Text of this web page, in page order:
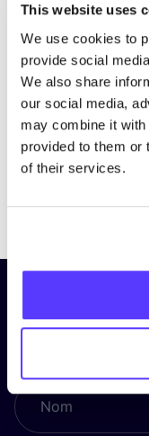
This website uses
We use cookies to
provide social
We also share
our social media,
may combine it with
provided to them or
of their services.
Inscrivez-